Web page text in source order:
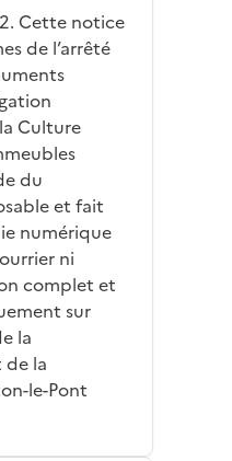
Cette notice
de l’arrêté
Culture
du
et fait
numérique
ni
complet et
sur
la
la
le-Pont